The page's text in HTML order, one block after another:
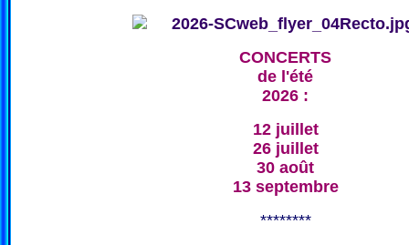
CONCERTS
de l'été
2026 :
12 juillet
26 juillet
30 août
13 septembre
********